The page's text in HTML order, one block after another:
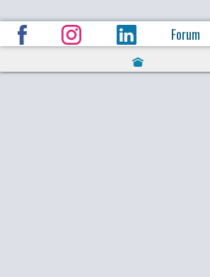
Forum